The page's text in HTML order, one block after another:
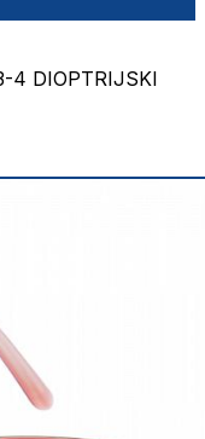
4 DIOPTRIJSKI